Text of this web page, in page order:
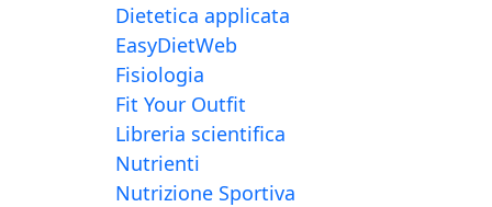
Dietetica applicata
EasyDietWeb
Fisiologia
Fit Your Outfit
Libreria scientifica
Nutrienti
Nutrizione Sportiva